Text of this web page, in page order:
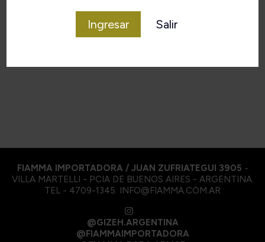
Ingresar Salir
FIAMMA IMPORTADORA / JUAN ZUFRIATEGUI 3905 -
VILLA MARTELLI - PCIA DE BUENOS AIRES - ARGENTINA.
TEL - 4709-1345. INFO@FIAMMA.COM.AR
@GIZEH.ARGENTINA
@FIAMMAIMPORTADORA